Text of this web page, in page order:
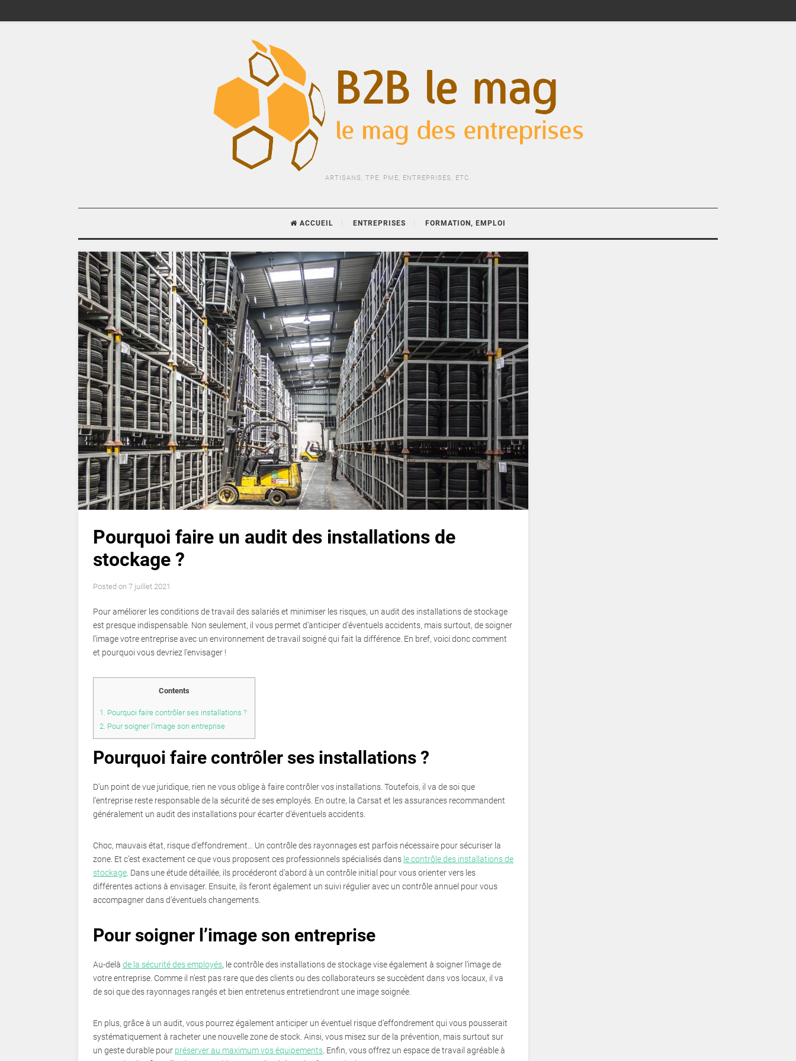
ARTISANS, TPE, PME, ENTREPRISES, ETC.
ACCUEIL ENTREPRISES FORMATION, EMPLOI
Pourquoi faire un audit des installations de
stockage ?
Posted on 7 juillet 2021
Pour améliorer les conditions de travail des salariés et minimiser les risques, un audit des installations de stockage
est presque indispensable. Non seulement, il vous permet d’anticiper d’éventuels accidents, mais surtout, de soigner
l’image votre entreprise avec un environnement de travail soigné qui fait la différence. En bref, voici donc comment
et pourquoi vous devriez l’envisager !
Contents
1. Pourquoi faire contrôler ses installations ?
2. Pour soigner l’image son entreprise
Pourquoi faire contrôler ses installations ?
D’un point de vue juridique, rien ne vous oblige à faire contrôler vos installations. Toutefois, il va de soi que
l’entreprise reste responsable de la sécurité de ses employés. En outre, la Carsat et les assurances recommandent
généralement un audit des installations pour écarter d’éventuels accidents.
Choc, mauvais état, risque d’effondrement… Un contrôle des rayonnages est parfois nécessaire pour sécuriser la
zone. Et c’est exactement ce que vous proposent ces professionnels spécialisés dans le contrôle des installations de
stockage . Dans une étude détaillée, ils procéderont d’abord à un contrôle initial pour vous orienter vers les
différentes actions à envisager. Ensuite, ils feront également un suivi régulier avec un contrôle annuel pour vous
accompagner dans d’éventuels changements.
Pour soigner l’image son entreprise
Au-delà de la sécurité des employés, le contrôle des installations de stockage vise également à soigner l’image de
votre entreprise. Comme il n’est pas rare que des clients ou des collaborateurs se succèdent dans vos locaux, il va
de soi que des rayonnages rangés et bien entretenus entretiendront une image soignée.
En plus, grâce à un audit, vous pourrez également anticiper un éventuel risque d’effondrement qui vous pousserait
systématiquement à racheter une nouvelle zone de stock. Ainsi, vous misez sur de la prévention, mais surtout sur
un geste durable pour préserver au maximum vos équipements . Enfin, vous offrez un espace de travail agréable à